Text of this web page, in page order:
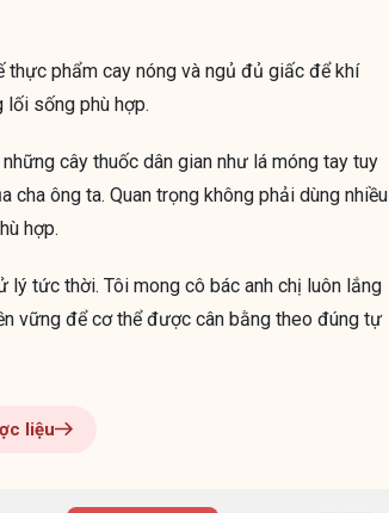
thực phẩm cay nóng và ngủ đủ giấc để khí
lối sống phù hợp.
cây thuốc dân gian như lá móng tay tuy
ông ta. Quan trọng không phải dùng nhiều
hợp.
tức thời. Tôi mong cô bác anh chị luôn lắng
vững để cơ thể được cân bằng theo đúng tự
liệu